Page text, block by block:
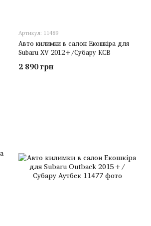
Артикул: 11489
Авто килимки в салон Екошкіра для
Subaru XV 2012+/Субару КСВ
2 890 грн